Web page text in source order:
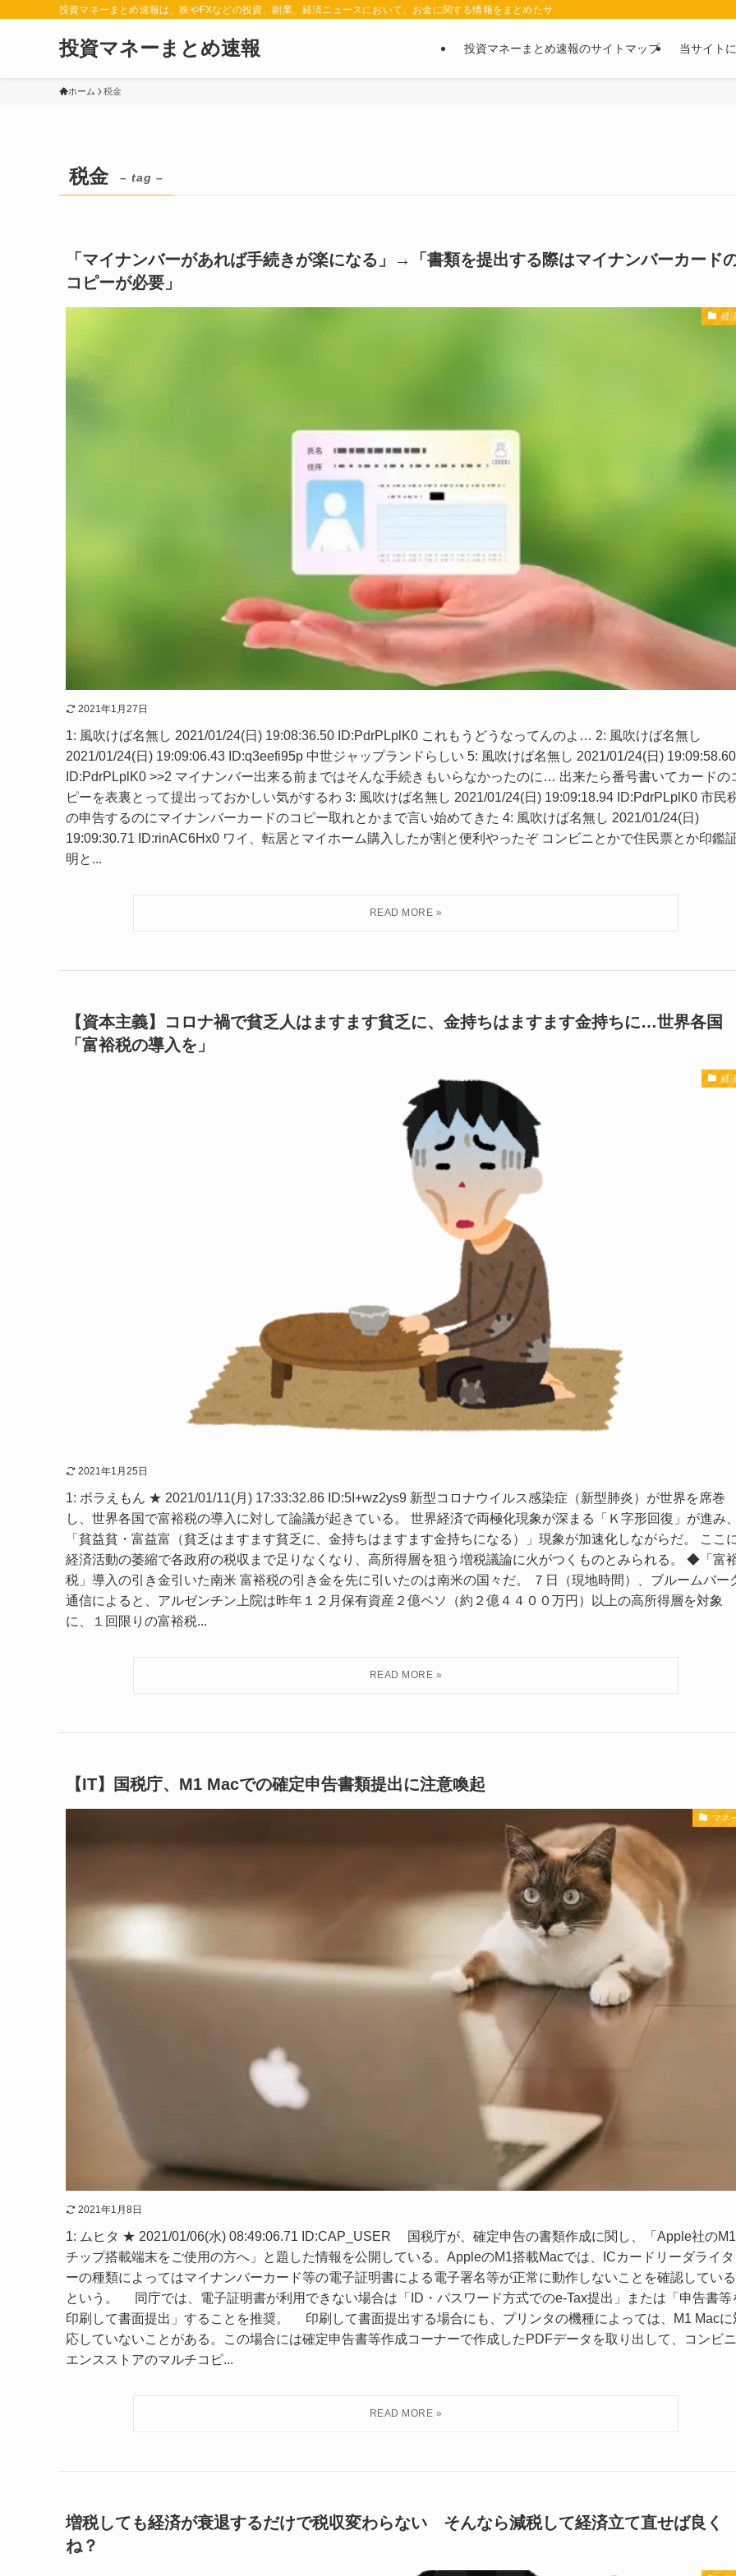
投資マネーまとめ速報は、株やFXなどの投資、副業、経済ニュースにおいて、お金に関する情報をまとめたサイトです。お金に関する情報の口コミ
投資マネーまとめ速報 投資マネーまとめ速報のサイトマップ 当サイト
ホーム 税金
税金 – tag –
「マイナンバーがあれば手続きが楽になる」→「書類を提出する際はマイナンバーカード
コピーが必要」
経
2021年1月27日
1: 風吹けば名無し 2021/01/24(日) 19:08:36.50 ID:PdrPLplK0 これもうどうなってんのよ… 2: 風吹けば名無し
2021/01/24(日) 19:09:06.43 ID:q3eefi95p 中世ジャップランドらしい 5: 風吹けば名無し 2021/01/24(日) 19:09:58.60
ID:PdrPLplK0 >>2 マイナンバー出来る前まではそんな手続きもいらなかったのに… 出来たら番号書いてカードの
ピーを表裏とって提出っておかしい気がするわ 3: 風吹けば名無し 2021/01/24(日) 19:09:18.94 ID:PdrPLplK0 市民
の申告するのにマイナンバーカードのコピー取れとかまで言い始めてきた 4: 風吹けば名無し 2021/01/24(日)
19:09:30.71 ID:rinAC6Hx0 ワイ、転居とマイホーム購入したが割と便利やったぞ コンビニとかで住民票とか印鑑
明と...
【資本主義】コロナ禍で貧乏人はますます貧乏に、金持ちはますます金持ちに…世界各国
「富裕税の導入を」
経
2021年1月25日
1: ボラえもん ★ 2021/01/11(月) 17:33:32.86 ID:5I+wz2ys9 新型コロナウイルス感染症（新型肺炎）が世界を席巻
し、世界各国で富裕税の導入に対して論議が起きている。 世界経済で両極化現象が深まる「Ｋ字形回復」が進み、
「貧益貧・富益富（貧乏はますます貧乏に、金持ちはますます金持ちになる）」現象が加速化しながらだ。 ここ
経済活動の萎縮で各政府の税収まで足りなくなり、高所得層を狙う増税議論に火がつくものとみられる。 ◆「富
税」導入の引き金引いた南米 富裕税の引き金を先に引いたのは南米の国々だ。 ７日（現地時間）、ブルームバー
通信によると、アルゼンチン上院は昨年１２月保有資産２億ペソ（約２億４４００万円）以上の高所得層を対象
に、１回限りの富裕税...
【IT】国税庁、M1 Macでの確定申告書類提出に注意喚起
マネ
2021年1月8日
1: ムヒタ ★ 2021/01/06(水) 08:49:06.71 ID:CAP_USER 国税庁が、確定申告の書類作成に関し、「Apple社のM1
チップ搭載端末をご使用の方へ」と題した情報を公開している。AppleのM1搭載Macでは、ICカードリーダライタ
ーの種類によってはマイナンバーカード等の電子証明書による電子署名等が正常に動作しないことを確認している
という。 同庁では、電子証明書が利用できない場合は「ID・パスワード方式でのe-Tax提出」または「申告書等
印刷して書面提出」することを推奨。 印刷して書面提出する場合にも、プリンタの機種によっては、M1 Macに
応していないことがある。この場合には確定申告書等作成コーナーで作成したPDFデータを取り出して、コンビニ
エンスストアのマルチコピ...
増税しても経済が衰退するだけで税収変わらない そんなら減税して経済立て直せば良く
ね？